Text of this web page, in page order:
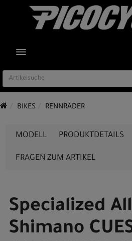
TOGGLE NAVIGATION
BIKES RENNRÄDER
MODELL PRODUKTDETAILS
FRAGEN ZUM ARTIKEL
Specialized
Shimano